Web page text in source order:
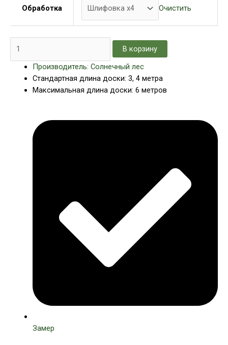
Обработка Очистить
В корзину
Производитель: Солнечный лес
Стандартная длина доски: 3, 4 метра
Максимальная длина доски: 6 метров
Замер